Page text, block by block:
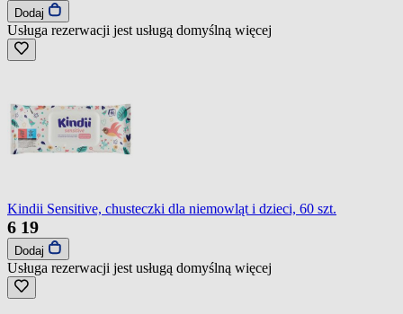
Dodaj
Usługa rezerwacji jest usługą domyślną więcej
Kindii Sensitive, chusteczki dla niemowląt i dzieci, 60 szt.
6 19
Dodaj
Usługa rezerwacji jest usługą domyślną więcej